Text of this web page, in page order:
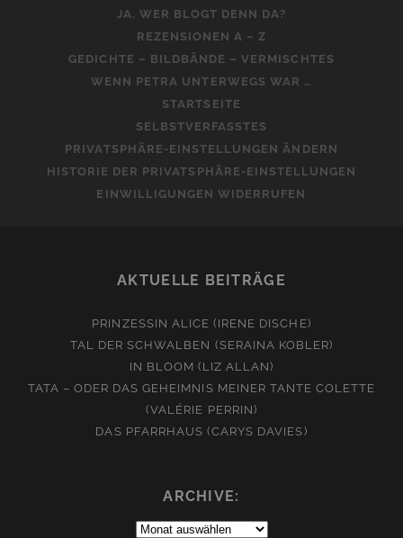
JA, WER BLOGT DENN DA?
REZENSIONEN A – Z
GEDICHTE – BILDBÄNDE – VERMISCHTES
WENN PETRA UNTERWEGS WAR …
STARTSEITE
SELBSTVERFASSTES
PRIVATSPHÄRE-EINSTELLUNGEN ÄNDERN
HISTORIE DER PRIVATSPHÄRE-EINSTELLUNGEN
EINWILLIGUNGEN WIDERRUFEN
AKTUELLE BEITRÄGE
PRINZESSIN ALICE (IRENE DISCHE)
TAL DER SCHWALBEN (SERAINA KOBLER)
IN BLOOM (LIZ ALLAN)
TATA – ODER DAS GEHEIMNIS MEINER TANTE COLETTE
(VALÉRIE PERRIN)
DAS PFARRHAUS (CARYS DAVIES)
ARCHIVE:
Archive: